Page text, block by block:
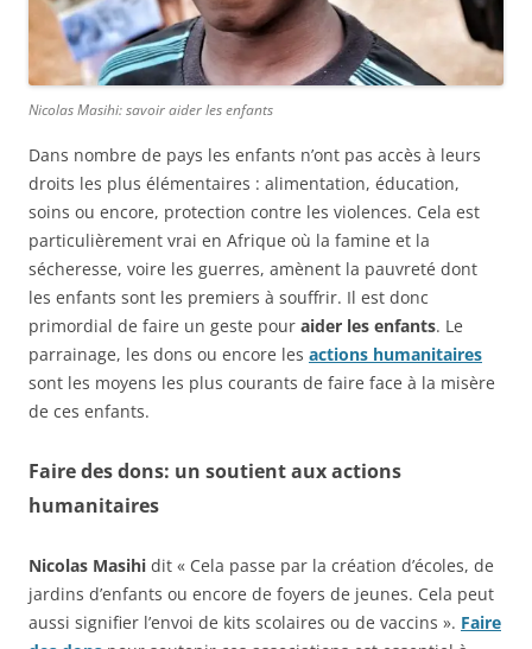
Nicolas Masihi: savoir aider les enfants
Dans nombre de pays les enfants n’ont pas accès à leurs
droits les plus élémentaires : alimentation, éducation,
soins ou encore, protection contre les violences. Cela est
particulièrement vrai en Afrique où la famine et la
sécheresse, voire les guerres, amènent la pauvreté dont
les enfants sont les premiers à souffrir. Il est donc
primordial de faire un geste pour aider les enfants. Le
parrainage, les dons ou encore les actions humanitaires
sont les moyens les plus courants de faire face à la misère
de ces enfants.
Faire des dons: un soutient aux actions
humanitaires
Nicolas Masihi dit « Cela passe par la création d’écoles, de
jardins d’enfants ou encore de foyers de jeunes. Cela peut
aussi signifier l’envoi de kits scolaires ou de vaccins ». Faire